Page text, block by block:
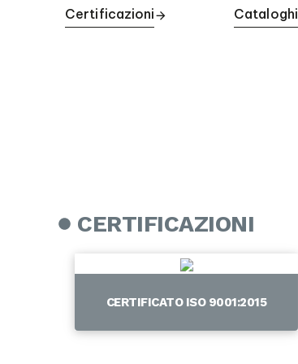
Certificazioni Cataloghi
CERTIFICAZIONI
CERTIFICATO ISO 9001:2015